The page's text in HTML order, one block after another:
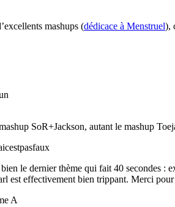
mashups (dédicace à Menstruel),
SoR+Jackson, autant le mashup
le dernier thème qui fait 40 secondes :
est effectivement bien trippant. Merci
A